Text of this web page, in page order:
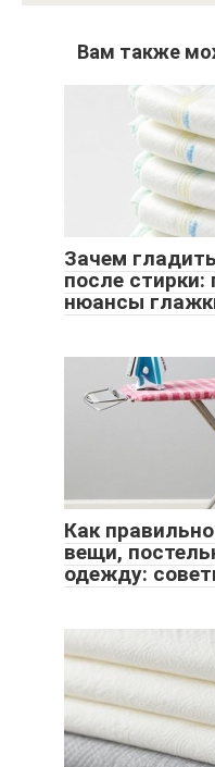
Вам также
Зачем
после
нюансы
Как
вещи,
одежду: